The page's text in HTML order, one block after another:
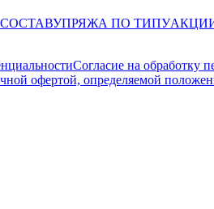
ПРЯЖА ПО ТИПУ
Согласие на обработку
офертой, определяемой